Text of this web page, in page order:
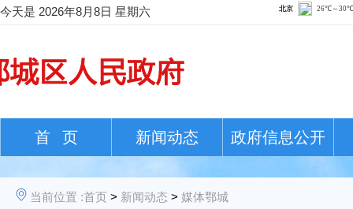
今天是 2026年8月8日 星期六
首 页 新闻动态 政府信息公开
当前位置 :首页 > 新闻动态 > 媒体鄂城